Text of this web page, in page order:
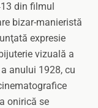
din filmul
bizar-manieristă
expresie
vizuală a
anului 1928, cu
onirică se